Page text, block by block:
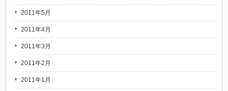
2011年5月
2011年4月
2011年3月
2011年2月
2011年1月